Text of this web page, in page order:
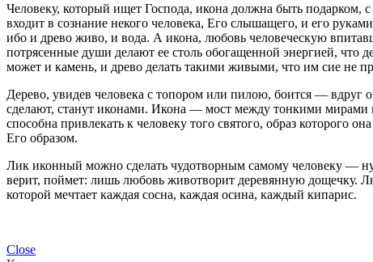
Человеку, который ищет Господа, икона должна быть подарком,
входит в сознание некого человека, Его слышащего, и его
ибо и древо живо, и вода. А икона, любовь человеческую
потрясенные души делают ее столь обогащенной энергией, что
может и камень, и древо делать такими живыми, что им сие не
Дерево, увидев человека с топором или пилою, боится — вдруг
сделают, станут иконами. Икона — мост между тонкими
способна привлекать к человеку того святого, образ
Его образом.
Лик иконный можно сделать чудотворным самому человеку —
верит, поймет: лишь любовь животворит деревянную дощечку.
которой мечтает каждая сосна, каждая осина, каждый кипарис.
Close